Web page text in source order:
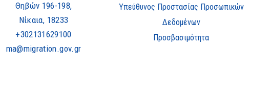
Θηβών 196-198,
Νίκαια, 18233
+302131629100
ma@migration.gov.gr
Υπεύθυνος Προστασίας Προσωπικών
Δεδομένων
Προσβασιμότητα